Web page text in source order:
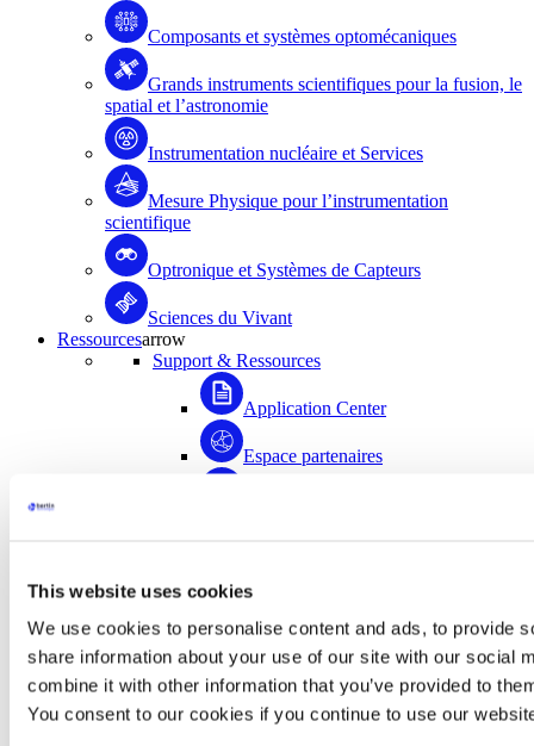
This website uses cookies
We use cookies to personalise content and ads, to provide
share information about your use of our site with our social
combine it with other information that you’ve provided to
You consent to our cookies if you continue to use our
Composants et systèmes optomécaniques
Grands instruments scientifiques pour la fusion, le
spatial et l’astronomie
Instrumentation nucléaire et Services
Mesure Physique pour l’instrumentation
scientifique
Optronique et Systèmes de Capteurs
Sciences du Vivant
Ressourcesarrow
Support & Ressources
Application Center
Espace partenaires
FAQ
Application Center
Accédez à plus de 1500 documents scientifiques
rédigés avec la contribution de la communauté